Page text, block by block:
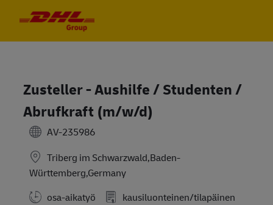
Zusteller - Aushilfe / Studenten /
Abrufkraft (m/w/d)
AV-235986
Triberg im Schwarzwald,Baden-
Württemberg,Germany
osa-aikatyö
kausiluonteinen/tilapäinen